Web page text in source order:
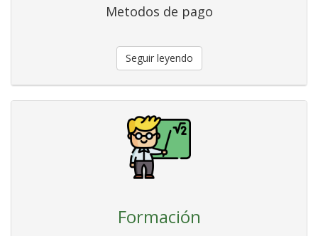
Metodos de pago
Seguir leyendo
Formación